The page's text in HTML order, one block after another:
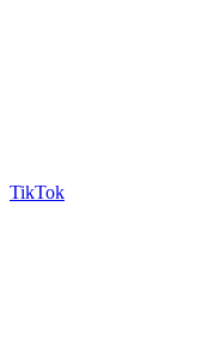
TikTok